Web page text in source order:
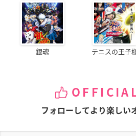
銀魂 テニスの王子
フォローしてより楽しい